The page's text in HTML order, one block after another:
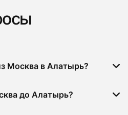
Москва в Алатырь?
до Алатырь?